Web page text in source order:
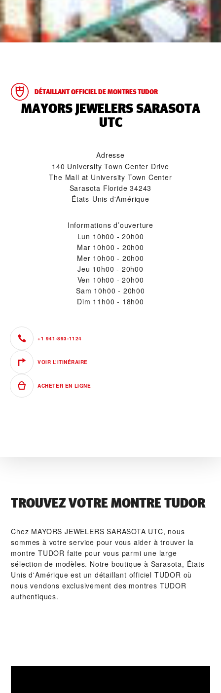
DÉTAILLANT OFFICIEL DE MONTRES TUDOR
‭MAYORS JEWELERS SARASOTA
UTC‬
Adresse
140 University Town Center Drive
The Mall at University Town Center
Sarasota Floride 34243
États-Unis d'Amérique
Informations d’ouverture
Lun 10h00 - 20h00
Mar 10h00 - 20h00
Mer 10h00 - 20h00
Jeu 10h00 - 20h00
Ven 10h00 - 20h00
Sam 10h00 - 20h00
Dim 11h00 - 18h00
+1 941-893-1124
VOIR L’ITINÉRAIRE
ACHETER EN LIGNE
TROUVEZ VOTRE MONTRE TUDOR
Chez ‭MAYORS JEWELERS SARASOTA UTC‬, nous
sommes à votre service pour vous aider à trouver la
montre TUDOR faite pour vous parmi une large
sélection de modèles. Notre boutique à Sarasota, États-
Unis d'Amérique est un détaillant officiel TUDOR où
nous vendons exclusivement des montres TUDOR
authentiques.